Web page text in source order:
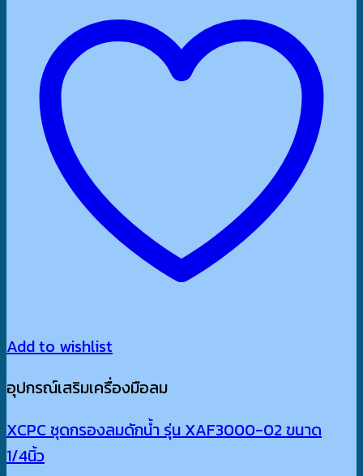
Add to wishlist
อุปกรณ์เสริมเครื่องมือลม
XCPC ชุดกรองลมดักน้ำ รุ่น XAF3000-02 ขนาด
1/4นิ้ว